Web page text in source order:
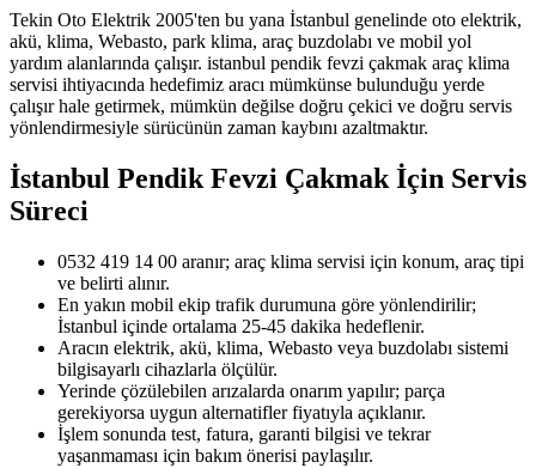
Tekin Oto Elektrik 2005'ten bu yana İstanbul genelinde oto elektrik,
akü, klima, Webasto, park klima, araç buzdolabı ve mobil yol
yardım alanlarında çalışır. istanbul pendik fevzi çakmak araç klima
servisi ihtiyacında hedefimiz aracı mümkünse bulunduğu yerde
çalışır hale getirmek, mümkün değilse doğru çekici ve doğru servis
yönlendirmesiyle sürücünün zaman kaybını azaltmaktır.
İstanbul Pendik Fevzi Çakmakİçin Servis
Süreci
0532 419 14 00 aranır; araç klima servisi için konum, araç tipi
ve belirti alınır.
En yakın mobil ekip trafik durumuna göre yönlendirilir;
İstanbul içinde ortalama 25-45 dakika hedeflenir.
Aracın elektrik, akü, klima, Webasto veya buzdolabı sistemi
bilgisayarlı cihazlarla ölçülür.
Yerinde çözülebilen arızalarda onarım yapılır; parça
gerekiyorsa uygun alternatifler fiyatıyla açıklanır.
İşlem sonunda test, fatura, garanti bilgisi ve tekrar
yaşanmaması için bakım önerisi paylaşılır.